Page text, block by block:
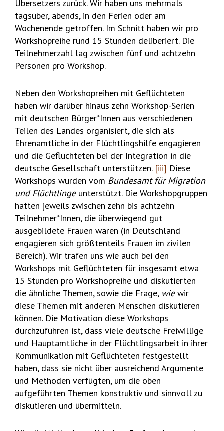
Übersetzers zurück. Wir haben uns mehrmals
tagsüber, abends, in den Ferien oder am
Wochenende getroffen. Im Schnitt haben wir pro
Workshopreihe rund 15 Stunden deliberiert. Die
Teilnehmerzahl lag zwischen fünf und achtzehn
Personen pro Workshop.
Neben den Workshopreihen mit Geflüchteten
haben wir darüber hinaus zehn Workshop-Serien
mit deutschen Bürger*Innen aus verschiedenen
Teilen des Landes organisiert, die sich als
Ehrenamtliche in der Flüchtlingshilfe engagieren
und die Geflüchteten bei der Integration in die
deutsche Gesellschaft unterstützen. [iii] Diese
Workshops wurden vom Bundesamt für Migration
und Flüchtlinge unterstützt. Die Workshopgruppen
hatten jeweils zwischen zehn bis achtzehn
Teilnehmer*Innen, die überwiegend gut
ausgebildete Frauen waren (in Deutschland
engagieren sich größtenteils Frauen im zivilen
Bereich). Wir trafen uns wie auch bei den
Workshops mit Geflüchteten für insgesamt etwa
15 Stunden pro Workshopreihe und diskutierten
die ähnliche Themen, sowie die Frage, wiewir
diese Themen mit anderen Menschen diskutieren
können. Die Motivation diese Workshops
durchzuführen ist, dass viele deutsche Freiwillige
und Hauptamtliche in der Flüchtlingsarbeit in ihrer
Kommunikation mit Geflüchteten festgestellt
haben, dass sie nicht über ausreichend Argumente
und Methoden verfügten, um die oben
aufgeführten Themen konstruktiv und sinnvoll zu
diskutieren und übermitteln.